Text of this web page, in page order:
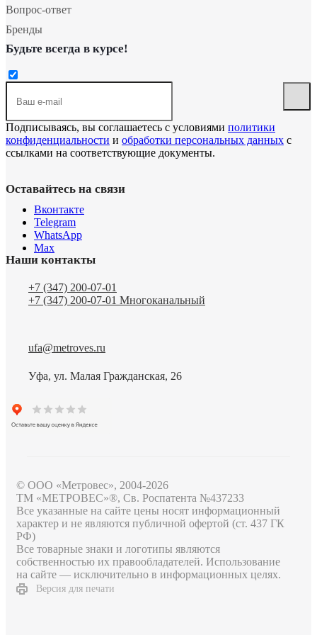
Вопрос-ответ
Бренды
Будьте всегда в курсе!
Подписываясь, вы соглашаетесь с условиями политики
конфиденциальности и обработки персональных данных с
ссылками на соответствующие документы.
Оставайтесь на связи
Вконтакте
Telegram
WhatsApp
Max
Наши контакты
+7 (347) 200-07-01
+7 (347) 200-07-01 Многоканальный
ufa@metroves.ru
Уфа, ул. Малая Гражданская, 26
© ООО «Метровес», 2004-2026
ТМ «МЕТРОВЕС»®, Св. Роспатента №4​3​7​2​3​3
Все указанные на сайте цены носят информационный
характер и не являются публичной офертой (ст. 437 ГК
РФ)
Все товарные знаки и логотипы являются
собственностью их правообладателей. Использование
на сайте — исключительно в информационных целях.
Версия для печати